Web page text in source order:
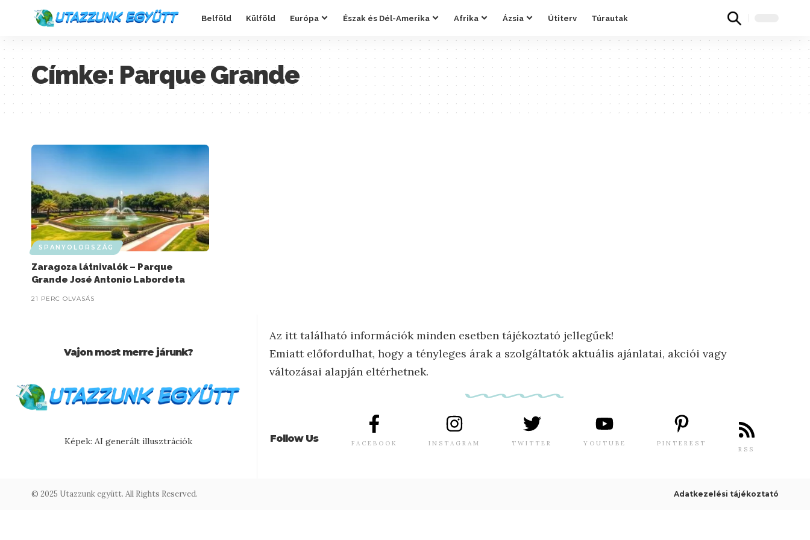
Belföld Külföld Európa Észak és Dél-Amerika Afrika Ázsia Útiterv Túrautak
Címke: Parque Grande
SPANYOLORSZÁG
Zaragoza látnivalók – Parque
Grande José Antonio Labordeta
21 PERC OLVASÁS
Vajon most merre járunk?
Képek: AI generált illusztrációk
Az itt található információk minden esetben tájékoztató jellegűek!
Emiatt előfordulhat, hogy a tényleges árak a szolgáltatók aktuális ajánlatai, akciói vagy
változásai alapján eltérhetnek.
Follow Us FACEBOOK INSTAGRAM TWITTER YOUTUBE PINTEREST
RSS
© 2025 Utazzunk együtt. All Rights Reserved. Adatkezelési tájékoztató